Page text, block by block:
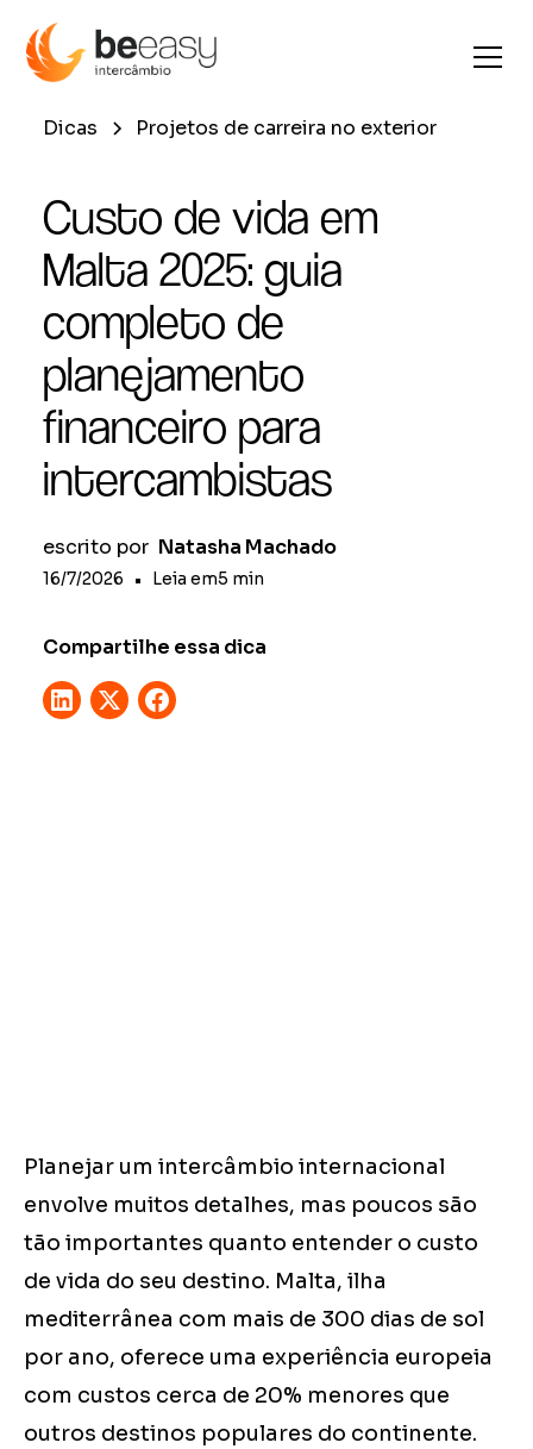
Dicas Projetos de carreira no exterior
Custo de vida em
Malta 2025: guia
completo de
planejamento
financeiro para
intercambistas
escrito por Natasha Machado
16/7/2026 • Leia em5 min
Compartilhe essa dica
Planejar um intercâmbio internacional
envolve muitos detalhes, mas poucos são
tão importantes quanto entender o custo
de vida do seu destino. Malta, ilha
mediterrânea com mais de 300 dias de sol
por ano, oferece uma experiência europeia
com custos cerca de 20% menores que
outros destinos populares do continente.